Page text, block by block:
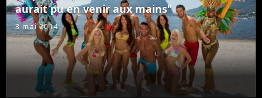
aurait pu en venir aux mains"
3 mai 2014